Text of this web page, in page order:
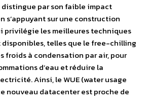
distingue par son faible impact
s’appuyant sur une construction
privilégie les meilleures techniques
telles que le free-chilling
froids à condensation par air, pour
d’eau et réduire la
Ainsi, le WUE (water usage
nouveau datacenter est proche de